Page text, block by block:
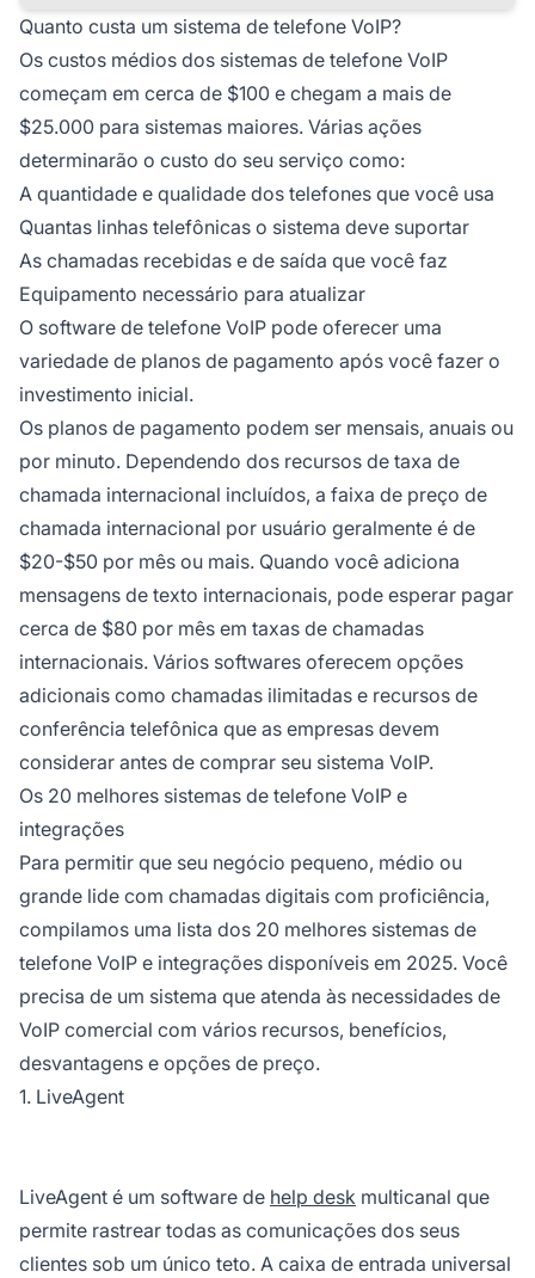
Quanto custa um sistema de telefone VoIP?
Os custos médios dos sistemas de telefone VoIP
começam em cerca de $100 e chegam a mais de
$25.000 para sistemas maiores. Várias ações
determinarão o custo do seu serviço como:
A quantidade e qualidade dos telefones que você usa
Quantas linhas telefônicas o sistema deve suportar
As chamadas recebidas e de saída que você faz
Equipamento necessário para atualizar
O software de telefone VoIP pode oferecer uma
variedade de planos de pagamento após você fazer o
investimento inicial.
Os planos de pagamento podem ser mensais, anuais ou
por minuto. Dependendo dos recursos de taxa de
chamada internacional incluídos, a faixa de preço de
chamada internacional por usuário geralmente é de
$20-$50 por mês ou mais. Quando você adiciona
mensagens de texto internacionais, pode esperar pagar
cerca de $80 por mês em taxas de chamadas
internacionais. Vários softwares oferecem opções
adicionais como chamadas ilimitadas e recursos de
conferência telefônica que as empresas devem
considerar antes de comprar seu sistema VoIP.
Os 20 melhores sistemas de telefone VoIP e
integrações
Para permitir que seu negócio pequeno, médio ou
grande lide com chamadas digitais com proficiência,
compilamos uma lista dos 20 melhores sistemas de
telefone VoIP e integrações disponíveis em 2025. Você
precisa de um sistema que atenda às necessidades de
VoIP comercial com vários recursos, benefícios,
desvantagens e opções de preço.
1. LiveAgent
LiveAgent é um software de help desk multicanal que
permite rastrear todas as comunicações dos seus
clientes sob um único teto. A caixa de entrada universal